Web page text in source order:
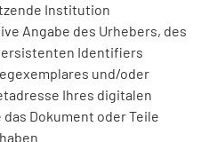
Institution
Angabe des Urhebers, des
Identifiers
und/oder
Ihres digitalen
Dokument oder Teile